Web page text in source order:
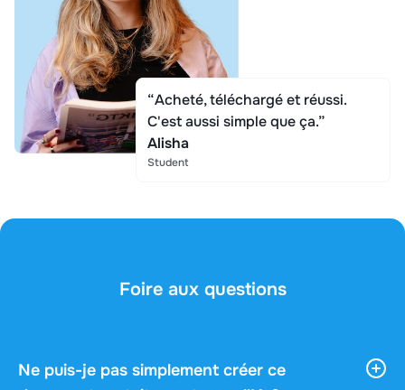
“Acheté, téléchargé et réussi.
C'est aussi simple que ça.”
Alisha
Student
Foire aux questions
Ne puis-je pas simplement créer ce